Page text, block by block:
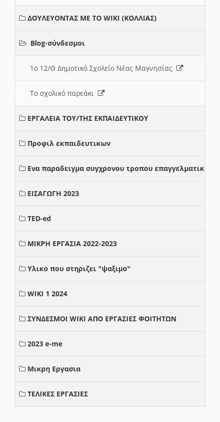
ΔΟΥΛΕΥΟΝΤΑΣ ΜΕ ΤΟ WIKI (ΚΟΛΛΙΑΣ)
Blog-σύνδεσμοι
1ο 12/Θ Δημοτικό Σχολείο Νέας Μαγνησίας
Το σχολικό παρεάκι
ΕΡΓΑΛΕΙΑ ΤΟΥ/ΤΗΣ ΕΚΠΑΙΔΕΥΤΙΚΟΥ
Προφιλ εκπαιδευτικων
Ενα παραδειγμα συγχρονου τροπου επαγγελματικης
ΕΙΣΑΓΩΓΗ 2023
TED-ed
ΜΙΚΡΗ ΕΡΓΑΣΙΑ 2022-2023
Υλικο που στηριζει "ψαξιμο"
WIKI 1 2024
ΣΥΝΔΕΣΜΟΙ WIKI ΑΠΟ ΕΡΓΑΣΙΕΣ ΦΟΙΤΗΤΩΝ
2023 e-me
Μικρη Εργασια
ΤΕΛΙΚΕΣ ΕΡΓΑΣΙΕΣ